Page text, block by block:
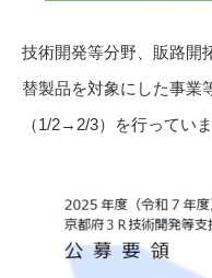
技術開発等分野、販路開
替製品を対象にした事業
（1/2→2/3）を行っていま